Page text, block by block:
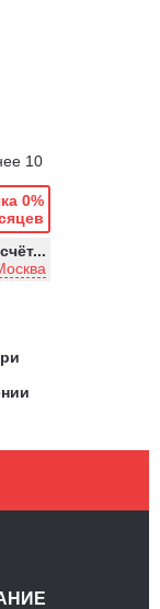
10
0%